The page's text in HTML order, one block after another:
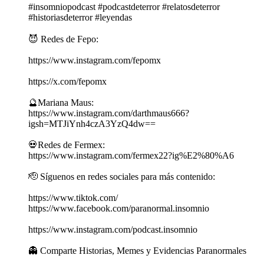
#insomniopodcast #podcastdeterror #relatosdeterror
#historiasdeterror #leyendas
😈 Redes de Fepo:
https://www.instagram.com/fepomx
https://x.com/fepomx
🔮Mariana Maus:
https://www.instagram.com/darthmaus666?
igsh=MTJiYnh4czA3YzQ4dw==
💀Redes de Fermex:
https://www.instagram.com/fermex22?ig%E2%80%A6
🫡 Síguenos en redes sociales para más contenido:
https://www.tiktok.com/
https://www.facebook.com/paranormal.insomnio
https://www.instagram.com/podcast.insomnio
👻 Comparte Historias, Memes y Evidencias Paranormales